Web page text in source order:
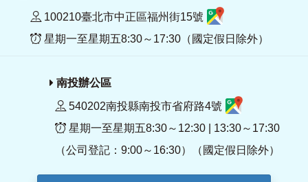
100210臺北市中正區福州街15號
星期一至星期五8:30～17:30（國定假日除外）
南投辦公區
540202南投縣南投市省府路4號
星期一至星期五8:30～12:30 | 13:30～17:30
（公司登記：9:00～16:30）（國定假日除外）